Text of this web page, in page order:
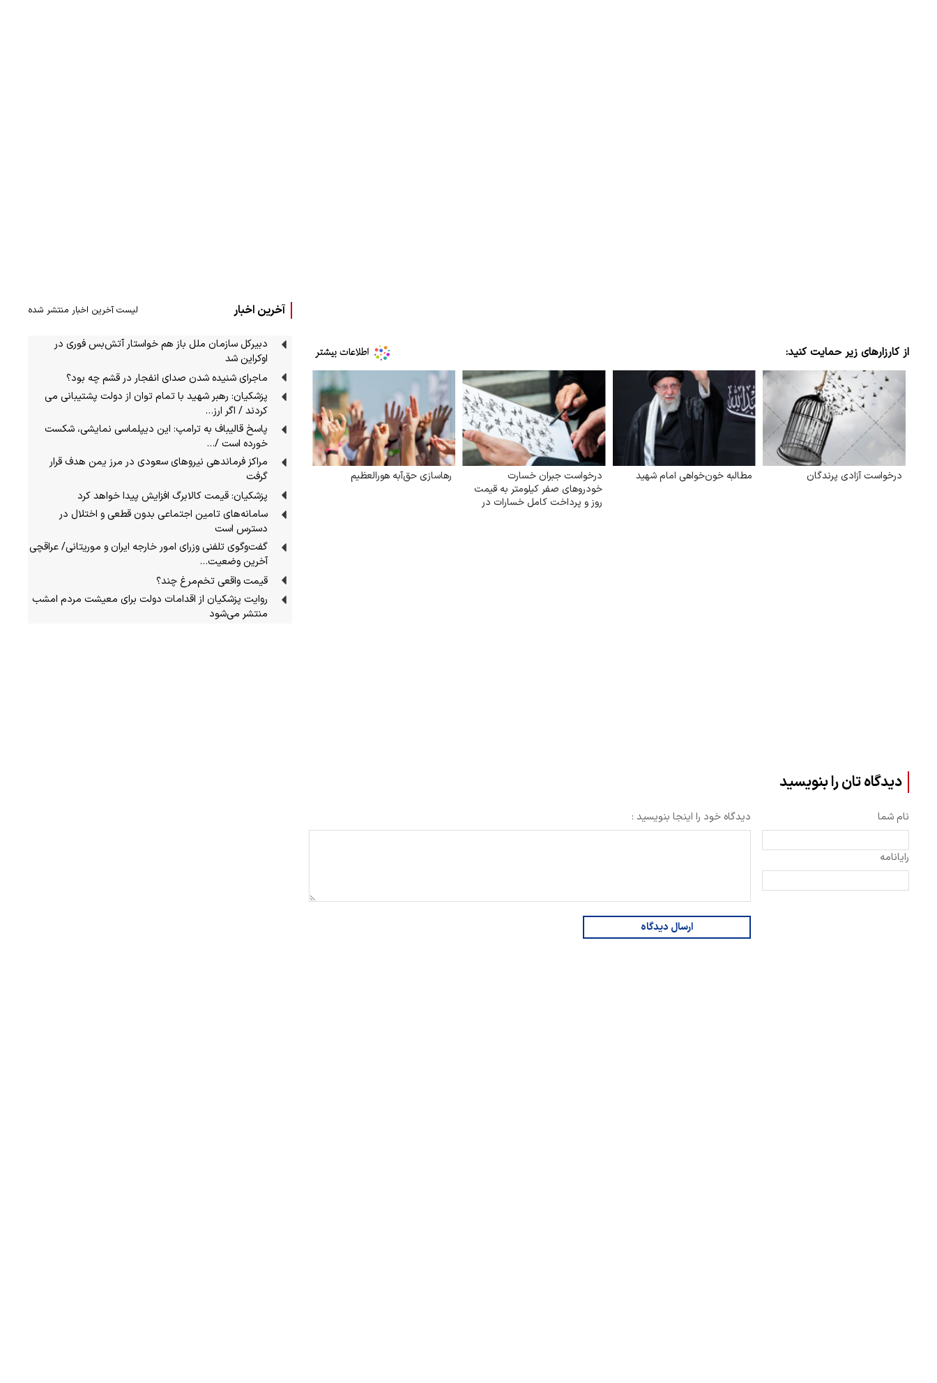
از کارزارهای زیر حمایت کنید:
درخواست آزادی پرندگان مطالبه خون‌خواهی امام شهید
درخواست جبران خسارت
خودروهای صفر کیلومتر به قیمت
روز و پرداخت کامل خسارات در
رهاسازی حق‌آبه هورالعظیم
دیدگاه تان را بنویسید
نام شما
رایانامه
دیدگاه خود را اینجا بنویسید :
ارسال دیدگاه
آخرین اخبار لیست آخرین اخبار منتشر شده
دبیرکل سازمان ملل باز هم خواستار آتش‌بس فوری در
اوکراین شد
ماجرای شنیده شدن صدای انفجار در قشم چه بود؟
پزشکیان: رهبر شهید با تمام توان از دولت پشتیبانی می
کردند / اگر ارز…
پاسخ قالیباف به ترامپ: این دیپلماسی نمایشی، شکست
خورده است /…
مراکز فرماندهی نیروهای سعودی در مرز یمن هدف قرار
گرفت
پزشکیان: قیمت کالابرگ افزایش پیدا خواهد کرد
سامانه‌های تامین اجتماعی بدون قطعی و اختلال در
دسترس است
گفت‌وگوی تلفنی وزرای امور خارجه ایران و موریتانی/ عراقچی
آخرین وضعیت…
قیمت واقعی تخم‌مرغ چند؟
روایت پزشکیان از اقدامات دولت برای معیشت مردم امشب
منتشر می‌شود